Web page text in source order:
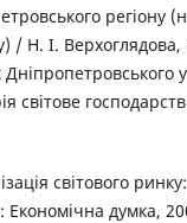
регіону
/ Н. І.
світове
світового
Економічна думка,